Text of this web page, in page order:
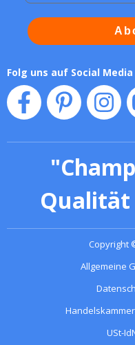
Folg uns auf Social Media
"
Qualität
Copyright
Allgemeine
USt-